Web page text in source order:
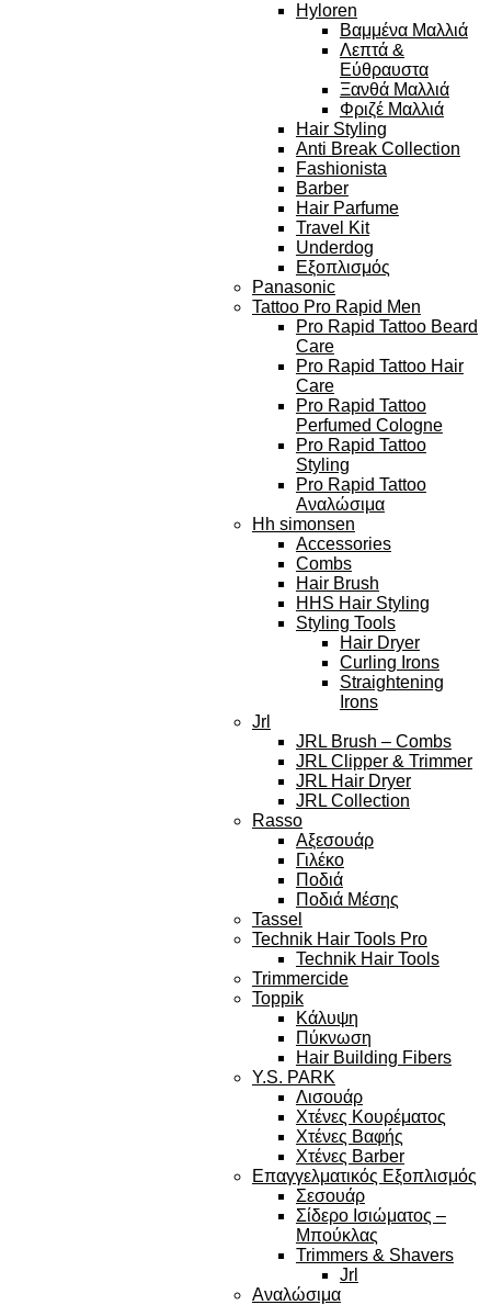
Hyloren
Βαμμένα Μαλλιά
Λεπτά &
Εύθραυστα
Ξανθά Μαλλιά
Φριζέ Μαλλιά
Hair Styling
Anti Break Collection
Fashionista
Barber
Hair Parfume
Travel Kit
Underdog
Εξοπλισμός
Panasonic
Tattoo Pro Rapid Men
Pro Rapid Tattoo Beard
Care
Pro Rapid Tattoo Hair
Care
Pro Rapid Tattoo
Perfumed Cologne
Pro Rapid Tattoo
Styling
Pro Rapid Tattoo
Αναλώσιμα
Hh simonsen
Accessories
Combs
Hair Brush
HHS Hair Styling
Styling Tools
Hair Dryer
Curling Irons
Straightening
Irons
Jrl
JRL Brush – Combs
JRL Clipper & Trimmer
JRL Hair Dryer
JRL Collection
Rasso
Αξεσουάρ
Γιλέκο
Ποδιά
Ποδιά Μέσης
Tassel
Technik Hair Tools Pro
Technik Hair Tools
Trimmercide
Toppik
Κάλυψη
Πύκνωση
Hair Building Fibers
Y.S. PARK
Λισουάρ
Χτένες Κουρέματος
Χτένες Βαφής
Χτένες Barber
Επαγγελματικός Εξοπλισμός
Σεσουάρ
Σίδερο Ισιώματος –
Μπούκλας
Trimmers & Shavers
Jrl
Αναλώσιμα